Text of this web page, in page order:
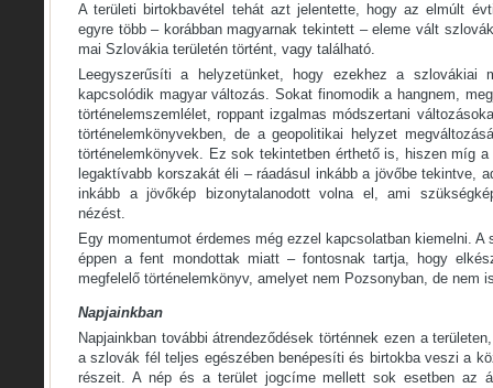
A területi birtokbavétel tehát azt jelentette, hogy az elmúlt
egyre több – korábban magyarnak tekintett – eleme vált
mai Szlovákia területén történt, vagy található.
Leegyszerűsíti a helyzetünket, hogy ezekhez a szlovákiai
kapcsolódik magyar változás. Sokat finomodik a hangnem,
történelemszemlélet, roppant izgalmas módszertani
történelemkönyvekben, de a geopolitikai helyzet
történelemkönyvek. Ez sok tekintetben érthető is, hiszen míg
legaktívabb korszakát éli – ráadásul inkább a jövőbe tekintve,
inkább a jövőkép bizonytalanodott volna el, ami
nézést.
Egy momentumot érdemes még ezzel kapcsolatban kiemelni. A
éppen a fent mondottak miatt – fontosnak tartja, hogy
megfelelő történelemkönyv, amelyet nem Pozsonyban, de nem
Napjainkban
Napjainkban további átrendeződések történnek ezen a
a szlovák fél teljes egészében benépesíti és birtokba veszi a
részeit. A nép és a terület jogcíme mellett sok esetben az